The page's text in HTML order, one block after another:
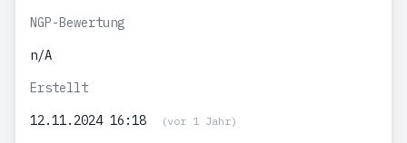
NGP-Bewertung
n/A
Erstellt
12.11.2024 16:18
(vor 1 Jahr)